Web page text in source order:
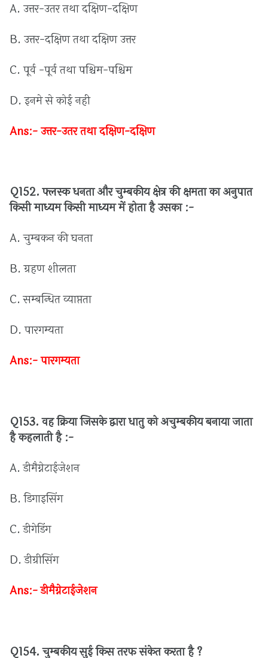
A. उत्तर-उतरतथादक्षिण-दक्षिण
B. उत्तर-दक्षिणतथादक्षिणउत्तर
C.पूर्व-पूर्वतथापश्चिम-पश्चिम
D.इनमेसेकोईनही
Ans:-उत्तर-उतरतथादक्षिण-दक्षिण
Q152.फ्लस्कधनताऔरचुम्बकीय क्षेत्रकी क्षमताकाअनुपात
किसीमाध्यमकिसीमाध्यममेंहोताहैउसका :-
A.चुम्बकनकीघनता
B.ग्रहणशीलता
C.सम्बन्धितव्याप्तता
D.पारगम्यता
Ans:-पारगम्यता
Q153.वहक्रियाजिसकेद्वाराधातुकोअचुम्बकीयबनायाजाता
हैकहलातीहै :-
A.डीमैग्नेटाईजेशन
B.डिगाइसिंग
C.डीगेडिंग
D.डीग्रीसिंग
Ans:-डीमैग्नेटाईजेशन
Q154.चुम्बकीयसुईकिसतरफसंकेतकरताहै ?